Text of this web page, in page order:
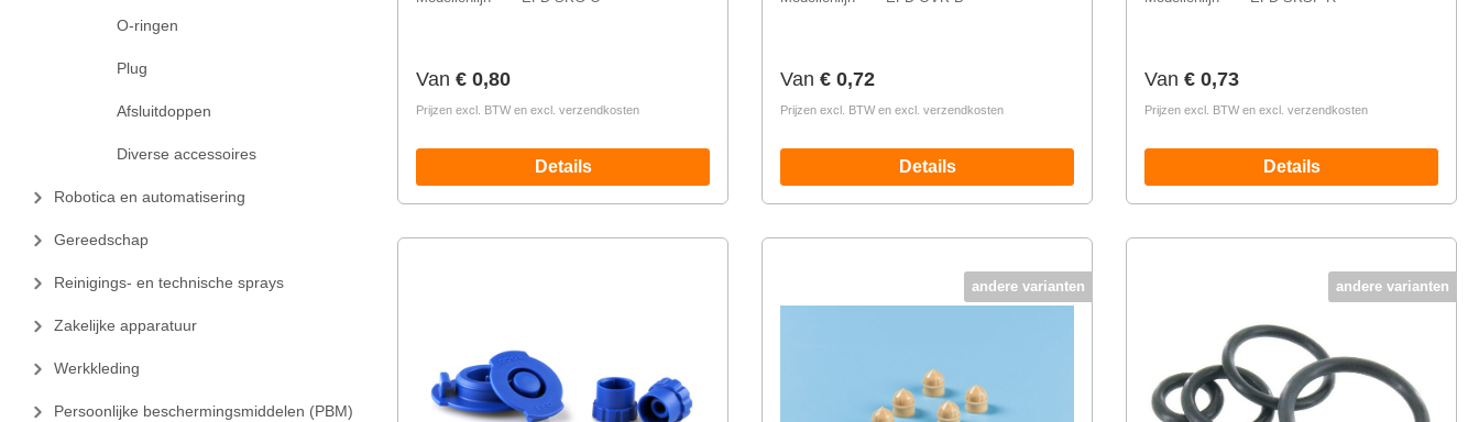
O-ringen
Plug
Afsluitdoppen
Diverse accessoires
Robotica en automatisering
Gereedschap
Reinigings- en technische sprays
Zakelijke apparatuur
Werkkleding
Persoonlijke beschermingsmiddelen (PBM)
Normale prijs:
Van € 0,80
Prijzen excl. BTW en excl. verzendkosten
Details
Normale prijs:
Van € 0,72
Prijzen excl. BTW en excl. verzendkosten
Details
Normale prijs:
Van € 0,73
Prijzen excl. BTW en excl. verzendkosten
Details
andere varianten andere varianten